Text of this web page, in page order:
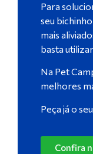
Para
seu
mais
basta
Na Pet
melhores
Peça já o
Confira